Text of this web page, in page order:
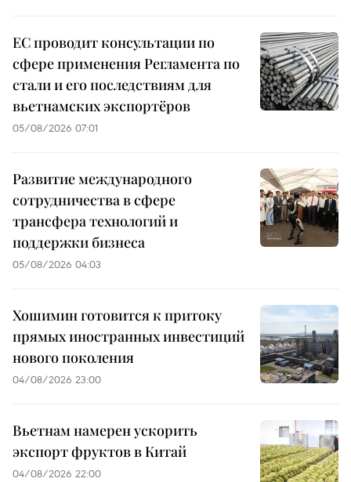
ЕС проводит консультации по
сфере применения Регламента по
стали и его последствиям для
вьетнамских экспортёров
05/08/2026 07:01
Развитие международного
сотрудничества в сфере
трансфера технологий и
поддержки бизнеса
05/08/2026 04:03
Хошимин готовится к притоку
прямых иностранных инвестиций
нового поколения
04/08/2026 23:00
Вьетнам намерен ускорить
экспорт фруктов в Китай
04/08/2026 22:00